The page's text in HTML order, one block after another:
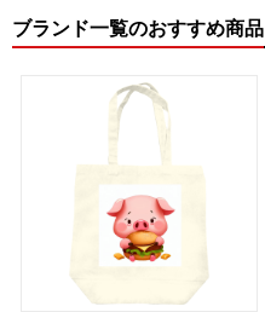
ブランド一覧のおすすめ商品